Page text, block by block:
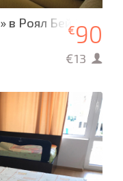
в Роял Бей 2
€90
€13